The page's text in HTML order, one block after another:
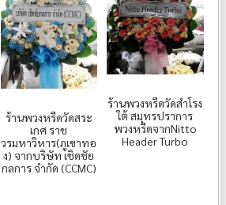
ร้านพวงหรีดวัดสระ
เกศ ราช
วรมหาวิหาร(ภูเขาทอ
ง) จากบริษัท เชิดชัย
กลการ จำกัด (CCMC)
ร้านพวงหรีดวัดสำโรง
ใต้ สมุทรปราการ
พวงหรีดจากNitto
Header Turbo